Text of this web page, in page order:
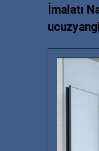
İmalatı